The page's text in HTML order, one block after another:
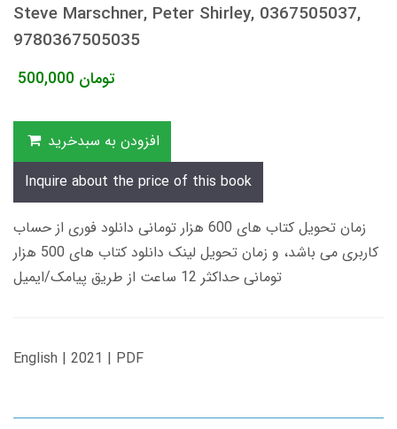
Steve Marschner, Peter Shirley, 0367505037,
9780367505035
500,000 تومان
افزودن به سبدخرید
Inquire about the price of this book
زمان تحویل کتاب های 600 هزار تومانی دانلود فوری از حساب
کاربری می باشد، و زمان تحویل لینک دانلود کتاب های 500 هزار
تومانی حداکثر 12 ساعت از طریق پیامک/ایمیل
English | 2021 | PDF